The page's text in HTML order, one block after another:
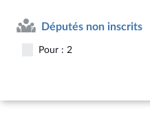
Députés non inscrits
Pour : 2